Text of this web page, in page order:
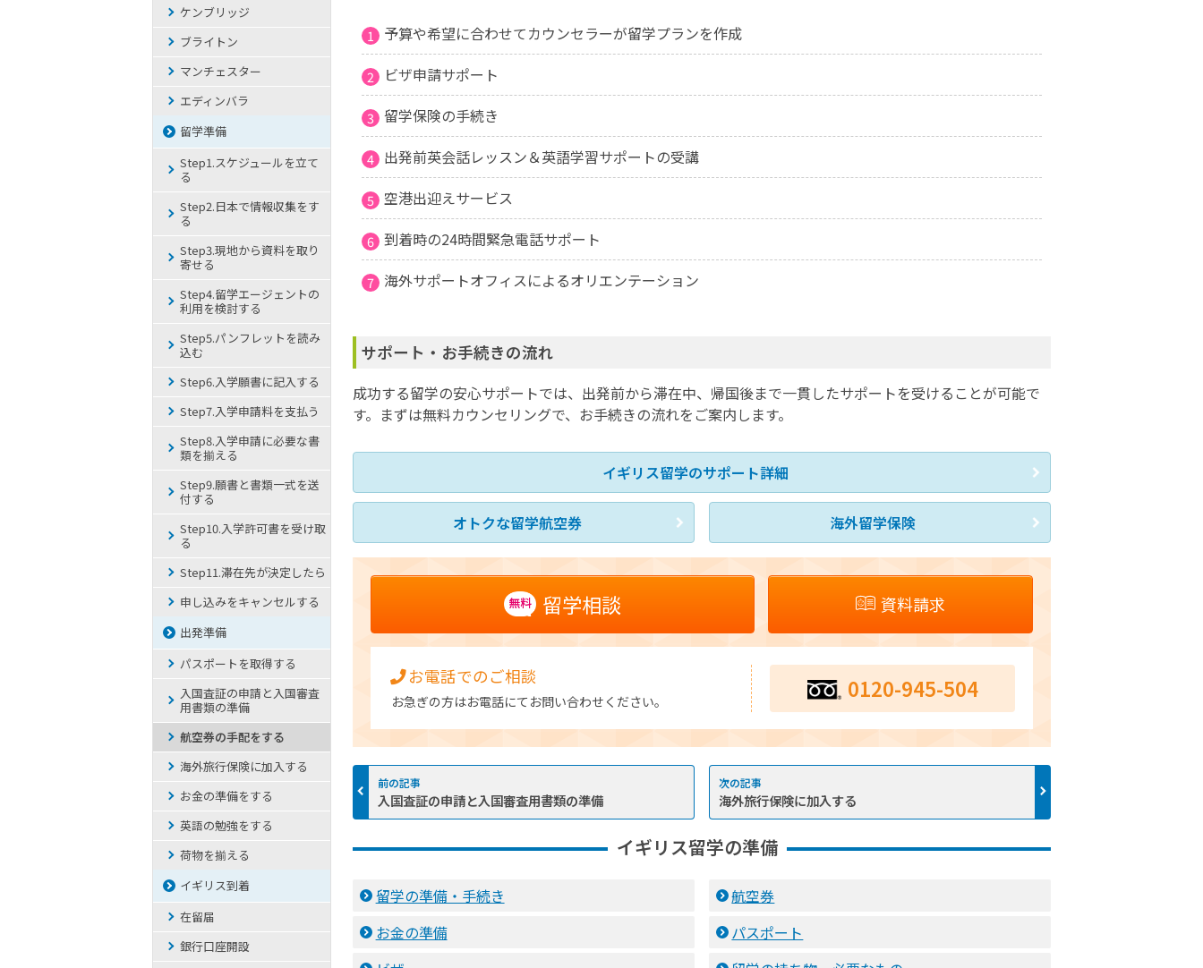
予算や希望に合わせてカウンセラーが留学プランを作成
ビザ申請サポート
留学保険の手続き
出発前英会話レッスン＆英語学習サポートの受講
空港出迎えサービス
到着時の24時間緊急電話サポート
海外サポートオフィスによるオリエンテーション
サポート・お手続きの流れ
成功する留学の安心サポートでは、出発前から滞在中、帰国後まで一貫したサポートを受けることが可能で
す。まずは無料カウンセリングで、お手続きの流れをご案内します。
イギリス留学のサポート詳細
オトクな留学航空券 海外留学保険
無料 留学相談 資料請求
お電話でのご相談
お急ぎの方はお電話にてお問い合わせください。 0120-945-504
入国査証の申請と入国審査用書類の準備 海外旅行保険に加入する
イギリス留学の準備
留学の準備・手続き
航空券
お金の準備
パスポート
ケンブリッジ
ブライトン
マンチェスター
エディンバラ
留学準備
Step1.スケジュールを立て
る
Step2.日本で情報収集をす
る
Step3.現地から資料を取り
寄せる
Step4.留学エージェントの
利用を検討する
Step5.パンフレットを読み
込む
Step6.入学願書に記入する
Step7.入学申請料を支払う
Step8.入学申請に必要な書
類を揃える
Step9.願書と書類一式を送
付する
Step10.入学許可書を受け取
る
Step11.滞在先が決定したら
申し込みをキャンセルする
出発準備
パスポートを取得する
入国査証の申請と入国審査
用書類の準備
航空券の手配をする
海外旅行保険に加入する
お金の準備をする
英語の勉強をする
荷物を揃える
イギリス到着
在留届
銀行口座開設